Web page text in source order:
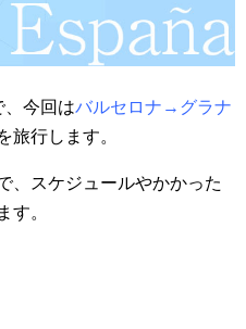
、今回はバルセロナ→グラナ
旅行します。
、スケジュールやかかった
す。